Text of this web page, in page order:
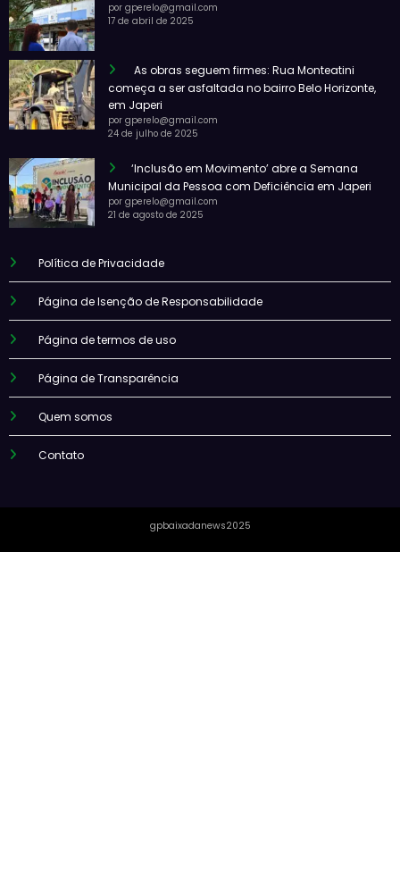
por gperelo@gmail.com
17 de abril de 2025
As obras seguem firmes: Rua Monteatini
começa a ser asfaltada no bairro Belo Horizonte,
em Japeri
por gperelo@gmail.com
24 de julho de 2025
‘Inclusão em Movimento’ abre a Semana
Municipal da Pessoa com Deficiência em Japeri
por gperelo@gmail.com
21 de agosto de 2025
Política de Privacidade
Página de Isenção de Responsabilidade
Página de termos de uso
Página de Transparência
Quem somos
Contato
gpbaixadanews2025